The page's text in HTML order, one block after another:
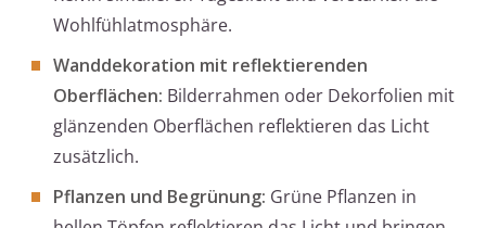
Wohlfühlatmosphäre.
Wanddekoration mit reflektierenden
Oberflächen: Bilderrahmen oder Dekorfolien mit
glänzenden Oberflächen reflektieren das Licht
zusätzlich.
Pflanzen und Begrünung: Grüne Pflanzen in